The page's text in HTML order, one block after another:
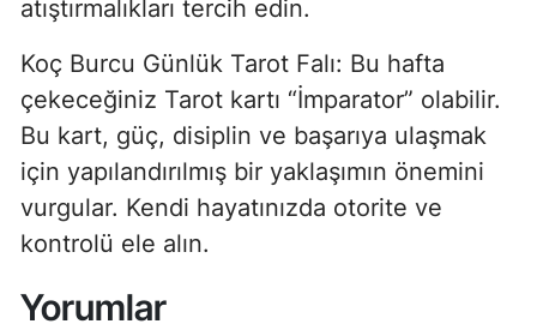
atıştırmalıkları tercih edin.
Koç Burcu Günlük Tarot Falı: Bu hafta
çekeceğiniz Tarot kartı “İmparator” olabilir.
Bu kart, güç, disiplin ve başarıya ulaşmak
için yapılandırılmış bir yaklaşımın önemini
vurgular. Kendi hayatınızda otorite ve
kontrolü ele alın.
Yorumlar